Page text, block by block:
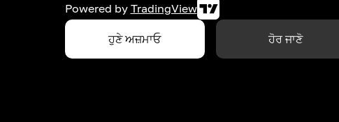
Powered by TradingView
ਹੁਣੇ ਅਜ਼ਮਾਓ ਹੋਰ ਜਾਣੋ